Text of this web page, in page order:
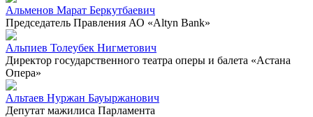
Альменов Марат Беркутбаевич
Председатель Правления АО «Altyn Bank»
Альпиев Толеубек Нигметович
Директор государственного театра оперы и балета «Астана
Опера»
Альтаев Нуржан Бауыржанович
Депутат мажилиса Парламента